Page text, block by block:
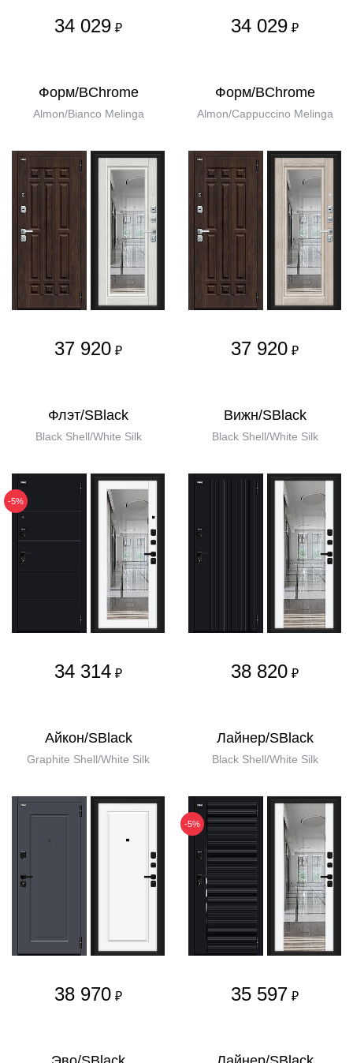
34 029 ₽ 34 029 ₽
Форм/BChrome
Almon/Bianco Melinga
37 920 ₽
Форм/BChrome
Almon/Cappuccino Melinga
37 920 ₽
Флэт/SBlack
Black Shell/White Silk
-5%
34 314 ₽
Вижн/SBlack
Black Shell/White Silk
38 820 ₽
Айкон/SBlack
Graphite Shell/White Silk
38 970 ₽
Лайнер/SBlack
Black Shell/White Silk
-5%
35 597 ₽